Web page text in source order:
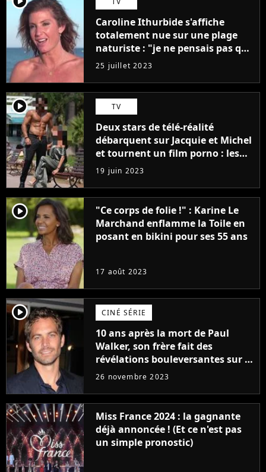
Caroline Ithurbide s'affiche
totalement nue sur une plage
naturiste : "je ne pensais pas que
j'arriverais à le faire..."
25 juillet 2023
player2 TV
Deux stars de télé-réalité
débarquent sur Jacquie et Michel
et tournent un film porno : les
premières images du tournage
(exclu)
19 juin 2023
player2
"Ce corps de folie !" : Karine Le
Marchand enflamme la Toile en
posant en bikini pour ses 55 ans
17 août 2023
player2 CINÉ SÉRIE
10 ans après la mort de Paul
Walker, son frère fait des
révélations bouleversantes sur la
réaction des acteurs de Fast and
26 novembre 2023
Miss France 2024 : la gagnante
déjà annoncée ! (Et ce n'est pas
un simple pronostic)